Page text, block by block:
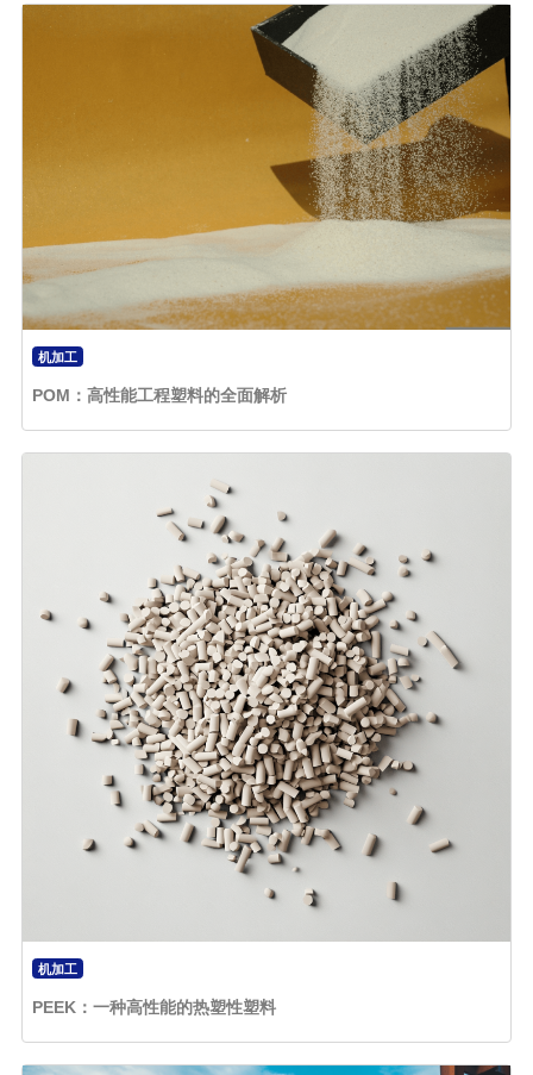
机加工
POM：高性能工程塑料的全面解析
机加工
PEEK：一种高性能的热塑性塑料